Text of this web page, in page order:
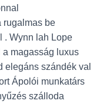
rugalmas be
. Wynn lah Lope
magasság luxus
elegáns szándék val
Ápolói munkatárs
szálloda